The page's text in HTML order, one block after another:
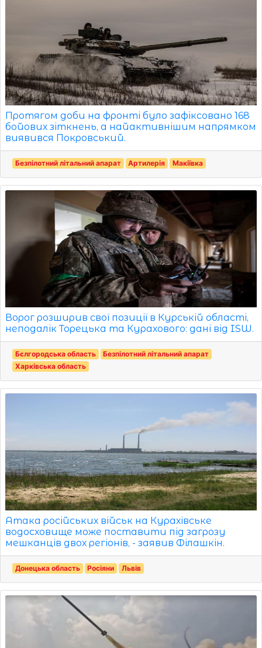
Протягом доби на фронті було зафіксовано 168
бойових зіткнень, а найактивнішим напрямком
виявився Покровський.
Безпілотний літальний апарат Артилерія Макіївка
Ворог розширив свої позиції в Курській області,
неподалік Торецька та Курахового: дані від ISW.
Бєлгородська область
Безпілотний літальний апарат
Харківська область
Атака російських військ на Курахівське
водосховище може поставити під загрозу
мешканців двох регіонів, - заявив Філашкін.
Донецька область Росіяни Львів